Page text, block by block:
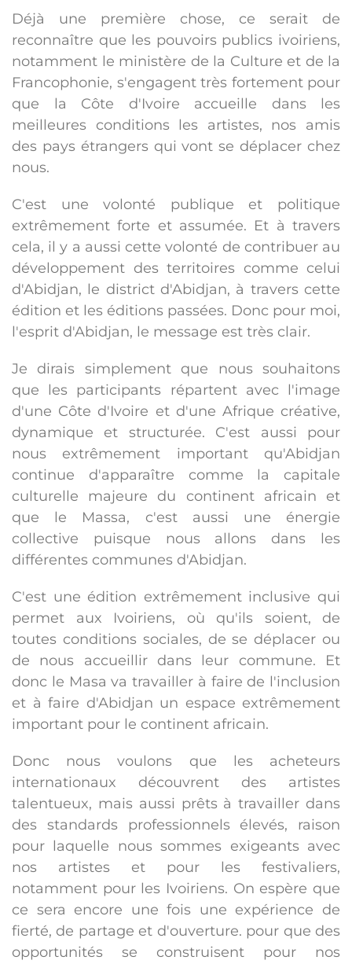
Déjà une première chose, ce serait de
reconnaître que les pouvoirs publics ivoiriens,
notamment le ministère de la Culture et de la
Francophonie, s'engagent très fortement pour
que la Côte d'Ivoire accueille dans les
meilleures conditions les artistes, nos amis
des pays étrangers qui vont se déplacer chez
nous.
C'est une volonté publique et politique
extrêmement forte et assumée. Et à travers
cela, il y a aussi cette volonté de contribuer au
développement des territoires comme celui
d'Abidjan, le district d'Abidjan, à travers cette
édition et les éditions passées. Donc pour moi,
l'esprit d'Abidjan, le message est très clair.
Je dirais simplement que nous souhaitons
que les participants répartent avec l'image
d'une Côte d'Ivoire et d'une Afrique créative,
dynamique et structurée. C'est aussi pour
nous extrêmement important qu'Abidjan
continue d'apparaître comme la capitale
culturelle majeure du continent africain et
que le Massa, c'est aussi une énergie
collective puisque nous allons dans les
différentes communes d'Abidjan.
C'est une édition extrêmement inclusive qui
permet aux Ivoiriens, où qu'ils soient, de
toutes conditions sociales, de se déplacer ou
de nous accueillir dans leur commune. Et
donc le Masa va travailler à faire de l'inclusion
et à faire d'Abidjan un espace extrêmement
important pour le continent africain.
Donc nous voulons que les acheteurs
internationaux découvrent des artistes
talentueux, mais aussi prêts à travailler dans
des standards professionnels élevés, raison
pour laquelle nous sommes exigeants avec
nos artistes et pour les festivaliers,
notamment pour les Ivoiriens. On espère que
ce sera encore une fois une expérience de
fierté, de partage et d'ouverture. pour que des
opportunités se construisent pour nos